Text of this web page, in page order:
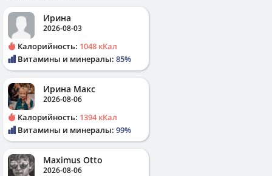
Ирина
2026-08-03
Калорийность: 1048 кКал
Витамины и минералы: 85%
Ирина Макс
2026-08-06
Калорийность: 1394 кКал
Витамины и минералы: 99%
Maximus Otto
2026-08-06